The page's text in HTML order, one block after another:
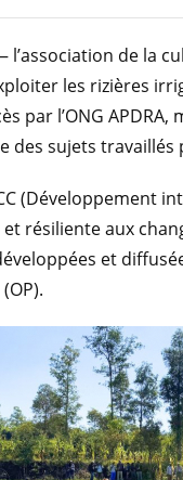
de la
les rizières
par l’ONG
des sujets travaillés
(Développement
résiliente aux
et